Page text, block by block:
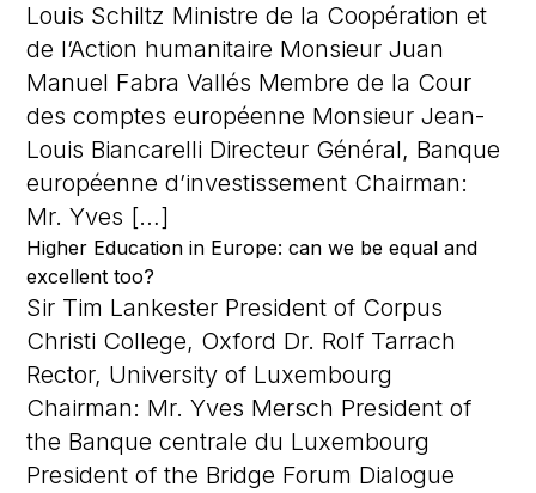
Louis Schiltz Ministre de la Coopération et
de l’Action humanitaire Monsieur Juan
Manuel Fabra Vallés Membre de la Cour
des comptes européenne Monsieur Jean-
Louis Biancarelli Directeur Général, Banque
européenne d’investissement Chairman:
Mr. Yves […]
Higher Education in Europe: can we be equal and
excellent too?
Sir Tim Lankester President of Corpus
Christi College, Oxford Dr. Rolf Tarrach
Rector, University of Luxembourg
Chairman: Mr. Yves Mersch President of
the Banque centrale du Luxembourg
President of the Bridge Forum Dialogue